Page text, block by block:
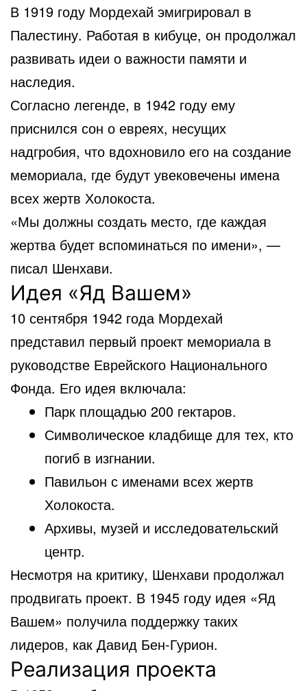
В 1919 году Мордехай эмигрировал в
Палестину. Работая в кибуце, он продолжал
развивать идеи о важности памяти и
наследия.
Согласно легенде, в 1942 году ему
приснился сон о евреях, несущих
надгробия, что вдохновило его на создание
мемориала, где будут увековечены имена
всех жертв Холокоста.
«Мы должны создать место, где каждая
жертва будет вспоминаться по имени», —
писал Шенхави.
Идея «Яд Вашем»
10 сентября 1942 года Мордехай
представил первый проект мемориала в
руководстве Еврейского Национального
Фонда. Его идея включала:
Парк площадью 200 гектаров.
Символическое кладбище для тех, кто
погиб в изгнании.
Павильон с именами всех жертв
Холокоста.
Архивы, музей и исследовательский
центр.
Несмотря на критику, Шенхави продолжал
продвигать проект. В 1945 году идея «Яд
Вашем» получила поддержку таких
лидеров, как Давид Бен-Гурион.
Реализация проекта